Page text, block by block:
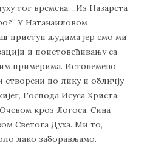
тог времена: „Из Назарета
У Натанаиловом
приступ људима јер смо ми
и поистовећивању са
примерима. Истовемено
створени по лику и обличју
Господа Исуса Христа.
кроз Логоса, Сина
Светога Духа. Ми то,
лако заборављамо.